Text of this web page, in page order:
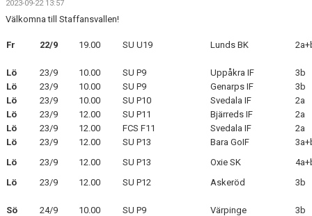
KLÄDPROFIL
LEDARINFORMATION
STYRELSE/SEKTIONER
KONTAKT/KANSLI
PARTNERS
2023-09-22 13:57
Välkomna till Staffansvallen!
Fr 22/9 19.00 SU U19 Lunds BK
Lö 23/9 10.00 SU P9 Uppåkra IF
3b
Lö
23/9 10.00 SU P9 Genarps IF
3b
Lö
23/9 10.00 SU P10 Svedala IF
2a
Lö
23/9 12.00 SU P11 Bjärreds IF
2a
Lö
23/9 12.00 FCS F11 Svedala IF
2a
Lö
23/9 12.00 SU P13 Bara GoIF
Lö
23/9 12.00 SU P13 Oxie SK
Lö
23/9 12.00 SU P12 Askeröd 3b
Sö 24/9 10.00 SU P9 Värpinge
3b